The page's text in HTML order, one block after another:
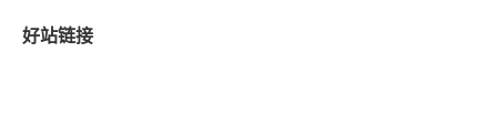
好站链接